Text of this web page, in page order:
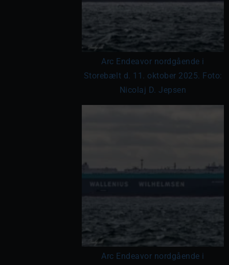
Arc Endeavor nordgående i
Storebælt d. 11. oktober 2025. Foto:
Nicolaj D. Jepsen
Arc Endeavor nordgående i